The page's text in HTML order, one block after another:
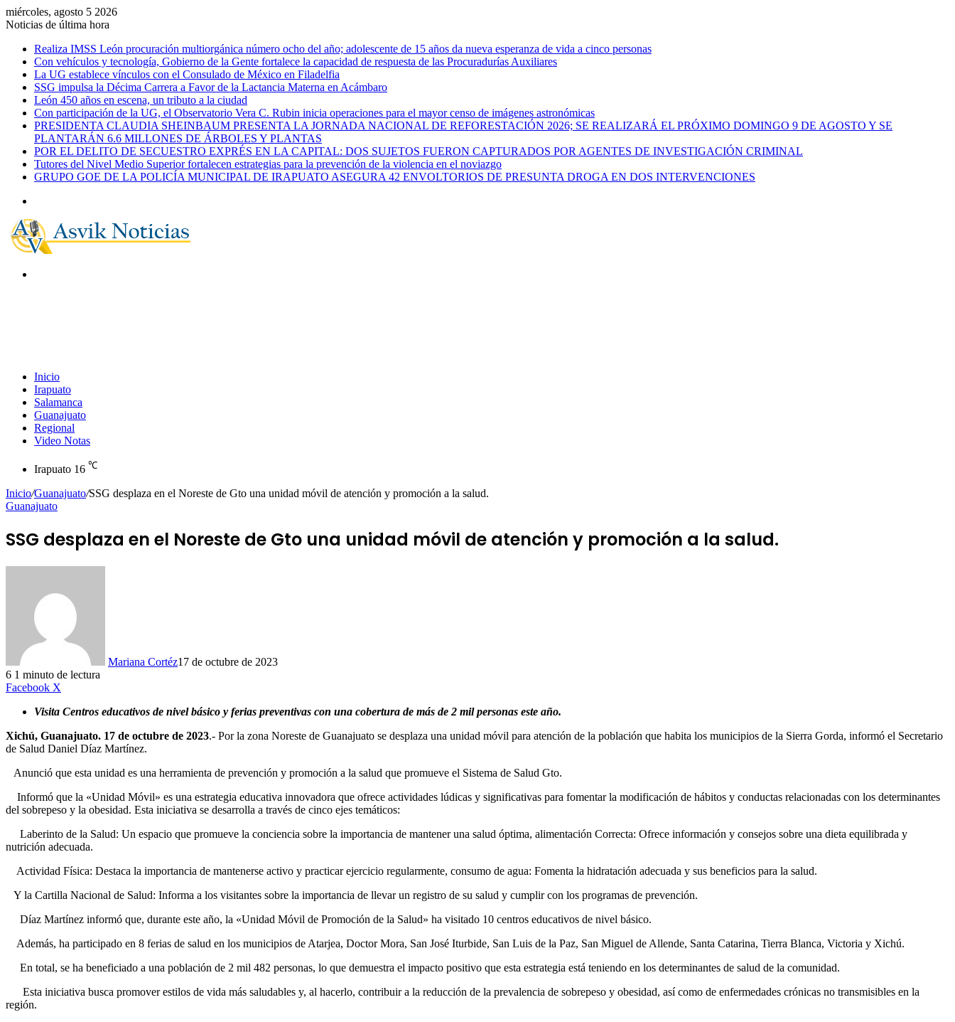
miércoles, agosto 5 2026
Noticias de última hora
Realiza IMSS León procuración multiorgánica número ocho del año; adolescente de 15 años da nueva esperanza de vida a cinco personas
Con vehículos y tecnología, Gobierno de la Gente fortalece la capacidad de respuesta de las Procuradurías Auxiliares
La UG establece vínculos con el Consulado de México en Filadelfia
SSG impulsa la Décima Carrera a Favor de la Lactancia Materna en Acámbaro
León 450 años en escena, un tributo a la ciudad
Con participación de la UG, el Observatorio Vera C. Rubin inicia operaciones para el mayor censo de imágenes astronómicas
PRESIDENTA CLAUDIA SHEINBAUM PRESENTA LA JORNADA NACIONAL DE REFORESTACIÓN 2026; SE REALIZARÁ EL PRÓXIMO DOMINGO 9 DE AGOSTO Y SE
PLANTARÁN 6.6 MILLONES DE ÁRBOLES Y PLANTAS
POR EL DELITO DE SECUESTRO EXPRÉS EN LA CAPITAL: DOS SUJETOS FUERON CAPTURADOS POR AGENTES DE INVESTIGACIÓN CRIMINAL
Tutores del Nivel Medio Superior fortalecen estrategias para la prevención de la violencia en el noviazgo
GRUPO GOE DE LA POLICÍA MUNICIPAL DE IRAPUATO ASEGURA 42 ENVOLTORIOS DE PRESUNTA DROGA EN DOS INTERVENCIONES
Inicio
Irapuato
Salamanca
Guanajuato
Regional
Video Notas
Irapuato 16 ℃
Inicio/Guanajuato/SSG desplaza en el Noreste de Gto una unidad móvil de atención y promoción a la salud.
Guanajuato
SSG desplaza en el Noreste de Gto una unidad móvil de atención y promoción a la salud.
Mariana Cortéz17 de octubre de 2023
6 1 minuto de lectura
Facebook X
Visita Centros educativos de nivel básico y ferias preventivas con una cobertura de más de 2 mil personas este año.
Xichú, Guanajuato. 17 de octubre de 2023.- Por la zona Noreste de Guanajuato se desplaza una unidad móvil para atención de la población que habita los municipios de la Sierra Gorda, informó el Secretario
de Salud Daniel Díaz Martínez.
Anunció que esta unidad es una herramienta de prevención y promoción a la salud que promueve el Sistema de Salud Gto.
Informó que la «Unidad Móvil» es una estrategia educativa innovadora que ofrece actividades lúdicas y significativas para fomentar la modificación de hábitos y conductas relacionadas con los determinantes
del sobrepeso y la obesidad. Esta iniciativa se desarrolla a través de cinco ejes temáticos:
Laberinto de la Salud: Un espacio que promueve la conciencia sobre la importancia de mantener una salud óptima, alimentación Correcta: Ofrece información y consejos sobre una dieta equilibrada y
nutrición adecuada.
Actividad Física: Destaca la importancia de mantenerse activo y practicar ejercicio regularmente, consumo de agua: Fomenta la hidratación adecuada y sus beneficios para la salud.
Y la Cartilla Nacional de Salud: Informa a los visitantes sobre la importancia de llevar un registro de su salud y cumplir con los programas de prevención.
Díaz Martínez informó que, durante este año, la «Unidad Móvil de Promoción de la Salud» ha visitado 10 centros educativos de nivel básico.
Además, ha participado en 8 ferias de salud en los municipios de Atarjea, Doctor Mora, San José Iturbide, San Luis de la Paz, San Miguel de Allende, Santa Catarina, Tierra Blanca, Victoria y Xichú.
En total, se ha beneficiado a una población de 2 mil 482 personas, lo que demuestra el impacto positivo que esta estrategia está teniendo en los determinantes de salud de la comunidad.
Esta iniciativa busca promover estilos de vida más saludables y, al hacerlo, contribuir a la reducción de la prevalencia de sobrepeso y obesidad, así como de enfermedades crónicas no transmisibles en la
región.